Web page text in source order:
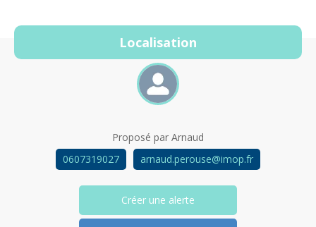
Localisation
Proposé par Arnaud
0607319027
arnaud.perouse@imop.fr
Créer une alerte